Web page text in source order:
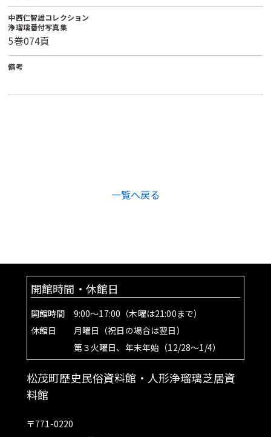
中西仁智雄コレクション
浄瑠璃番付写真集
5巻074頁
備考
一覧へ戻る
開館時間・休館日
開館時間 9:00～17:00（木曜は21:00まで）
休館日 月曜日（祝日の場合は翌日）
第３火曜日、年末年始（12/28～1/4）
松茂町歴史民俗資料館・人形浄瑠璃芝居資
料館
〒771-0220